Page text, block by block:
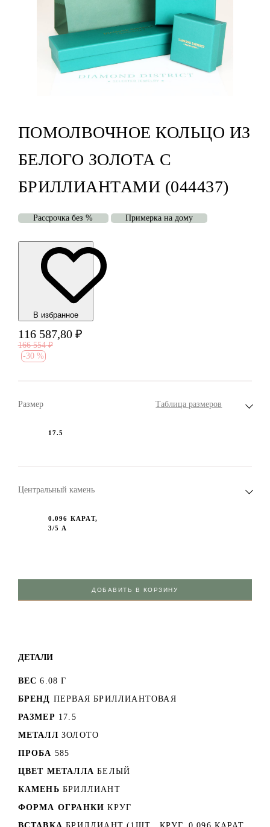
ПОМОЛВОЧНОЕ КОЛЬЦО ИЗ
БЕЛОГО ЗОЛОТА С
БРИЛЛИАНТАМИ (044437)
Рассрочка без % Примерка на дому
В избранноe
116 587,80 ₽
166 554 ₽
-30 %
Размер Таблица размеров
17.5
Центральный камень
0.096 КАРАТ,
3/5 А
ДОБАВИТЬ В КОРЗИНУ
ДЕТАЛИ
ВЕС 6.08 Г
БРЕНД ПЕРВАЯ БРИЛЛИАНТОВАЯ
РАЗМЕР 17.5
МЕТАЛЛ ЗОЛОТО
ПРОБА 585
ЦВЕТ МЕТАЛЛА БЕЛЫЙ
КАМЕНЬ БРИЛЛИАНТ
ФОРМА ОГРАНКИ КРУГ